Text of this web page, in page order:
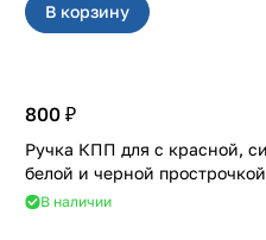
В корзину
800 ₽
Ручка КПП для с красной, синей,
белой и черной прострочкой
В наличии